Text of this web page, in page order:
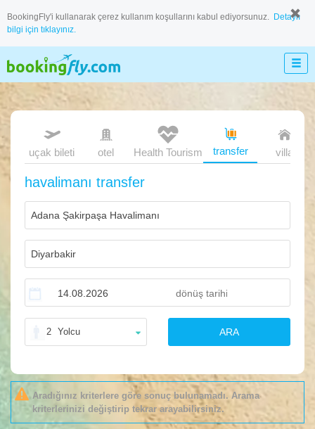
BookingFly'i kullanarak çerez kullanım koşullarını kabul ediyorsunuz. Detaylı
bilgi için tıklayınız.
uçak bileti otel transfer villa
Health Tourism
havalimanı transfer
2 Yolcu ARA
Aradığınız kriterlere göre sonuç bulunamadı. Arama
kriterlerinizi değiştirip tekrar arayabilirsiniz.